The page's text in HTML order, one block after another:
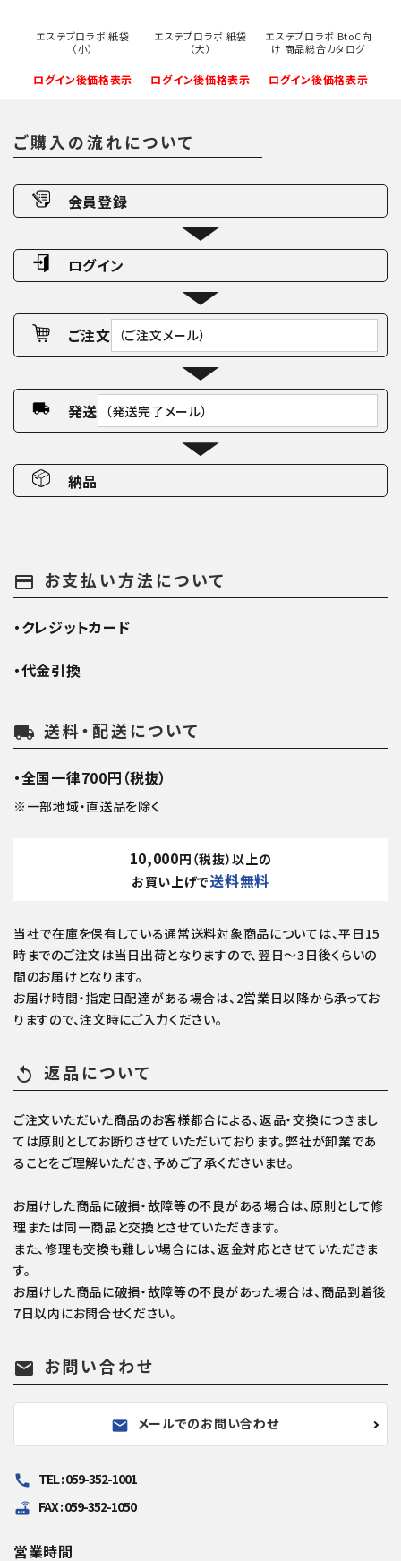
エステプロラボ 紙袋
（小）
ログイン後価格表示
エステプロラボ 紙袋
（大）
ログイン後価格表示
エステプロラボ BtoC向
け 商品総合カタログ
ログイン後価格表示
ご購入の流れについて
会員登録
ログイン
ご注文 （ご注文メール）
発送 （発送完了メール）
納品
payment お支払い方法について
・クレジットカード
・代金引換
local_shipping 送料・配送について
・全国一律700円（税抜）
※一部地域・直送品を除く
10,000円（税抜）以上の
お買い上げで送料無料
当社で在庫を保有している通常送料対象商品については、平日15
時までのご注文は当日出荷となりますので、翌日～3日後くらいの
間のお届けとなります。
お届け時間・指定日配達がある場合は、2営業日以降から承ってお
りますので、注文時にご入力ください。
replay 返品について
ご注文いただいた商品のお客様都合による、返品・交換につきまし
ては原則としてお断りさせていただいております。弊社が卸業であ
ることをご理解いただき、予めご了承くださいませ。
お届けした商品に破損・故障等の不良がある場合は、原則として修
理または同一商品と交換とさせていただきます。
また、修理も交換も難しい場合には、返金対応とさせていただきま
す。
お届けした商品に破損・故障等の不良があった場合は、商品到着後
7日以内にお問合せください。
mail お問い合わせ
mail メールでのお問い合わせ
call TEL : 059-352-1001
router FAX : 059-352-1050
営業時間